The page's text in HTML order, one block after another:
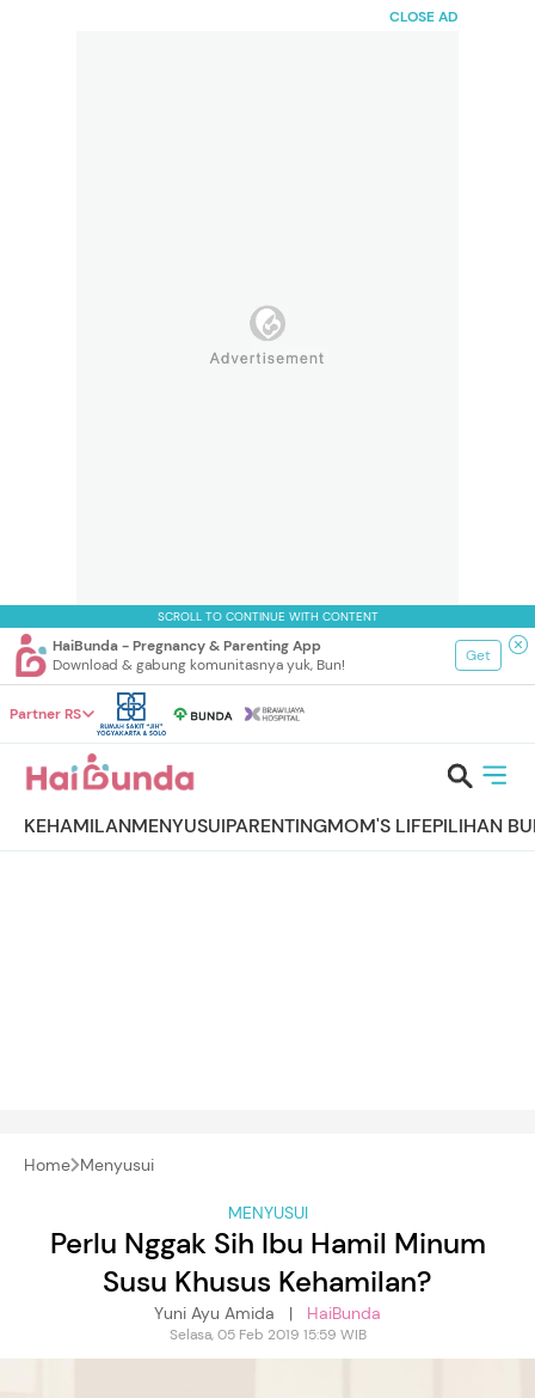
CLOSE AD
SCROLL TO CONTINUE WITH CONTENT
HaiBunda - Pregnancy & Parenting App
Download & gabung komunitasnya yuk, Bun!
Get
Partner RS
KEHAMILANMENYUSUIPARENTINGMOM'S LIFEPILIHAN
Home Menyusui
MENYUSUI
Perlu Nggak Sih Ibu Hamil Minum
Susu Khusus Kehamilan?
Yuni Ayu Amida | HaiBunda
Selasa, 05 Feb 2019 15:59 WIB